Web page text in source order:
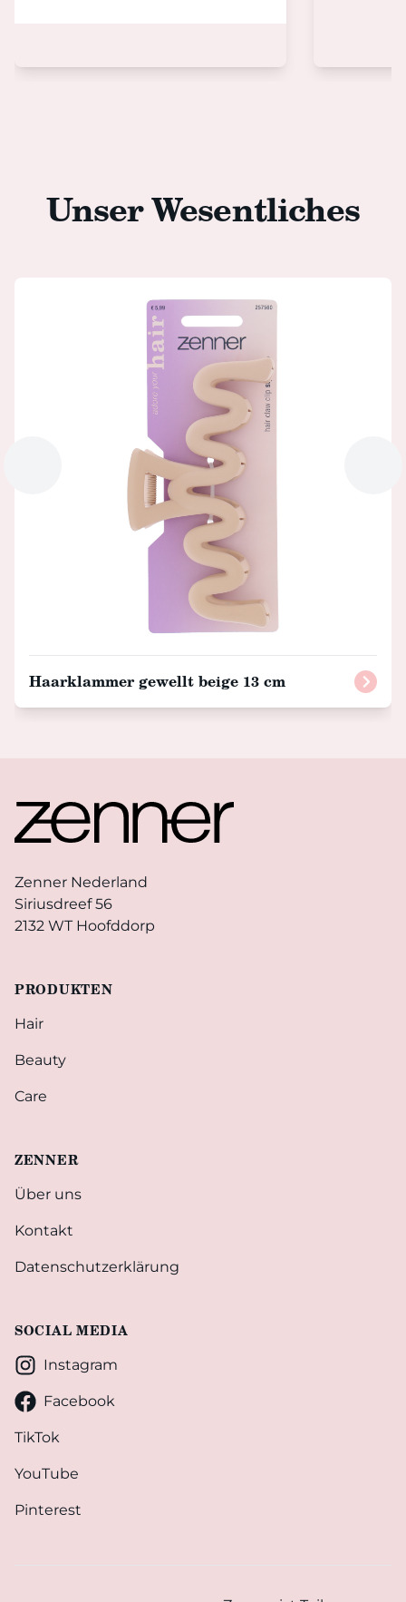
Unser Wesentliches
Haarklammer gewellt beige 13 cm
Zenner Nederland
Siriusdreef 56
2132 WT Hoofddorp
PRODUKTEN
Hair
Beauty
Care
ZENNER
Über uns
Kontakt
Datenschutzerklärung
SOCIAL MEDIA
Instagram
Facebook
TikTok
YouTube
Pinterest